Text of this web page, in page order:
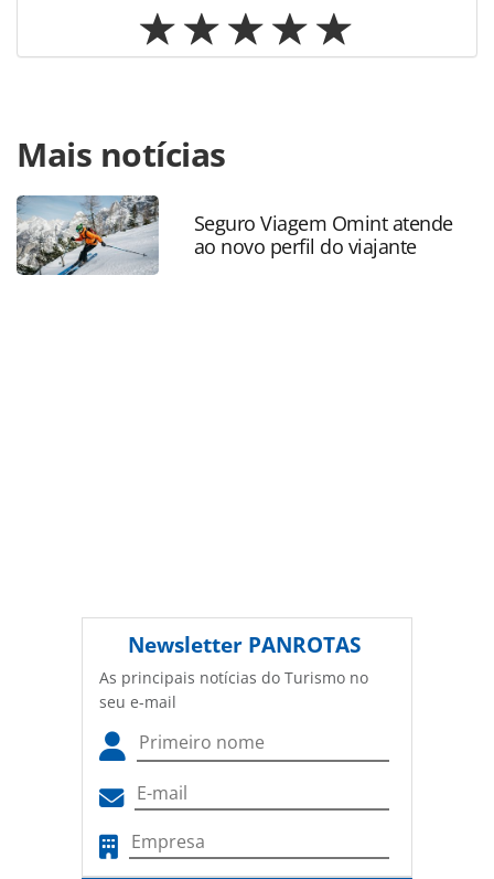
https://www.panrotas.com.br/hotelaria/eventos/2019/02/
santos-dumont-rj-recebera-tres-festas-no-
carnaval_162707.html ou as ferramentas oferecidas na
página. Todo o conteúdo produzido pela PANROTAS
Editora é protegido pela legislação brasileira sobre direito
autoral. Não reproduza o conteúdo sem autorização da
Mais notícias
Seguro Viagem Omint atende
ao novo perfil do viajante
Newsletter PANROTAS
As principais notícias do Turismo no
seu e-mail